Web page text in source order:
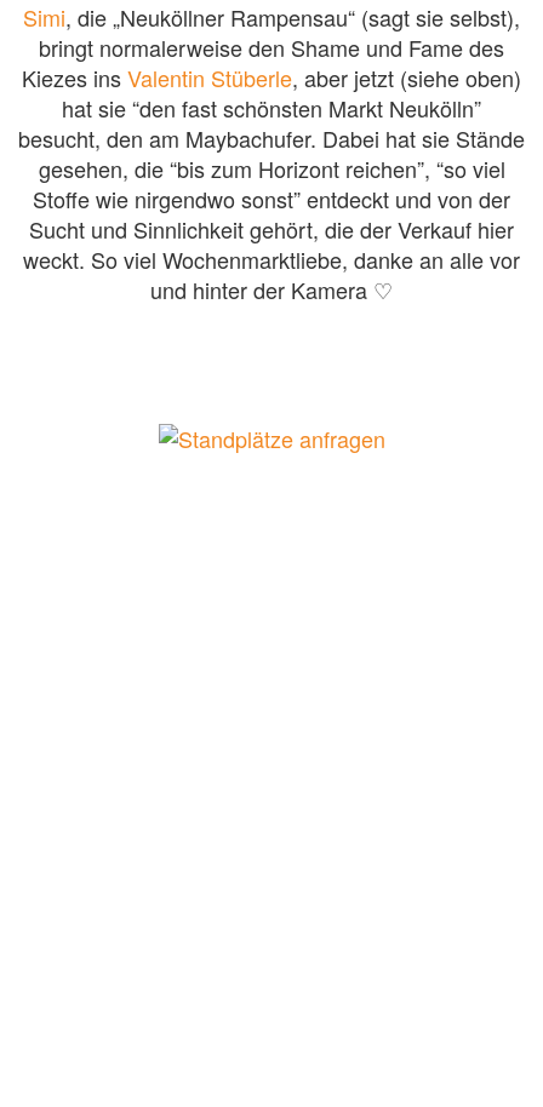
Simi, die „Neuköllner Rampensau“ (sagt sie selbst),
bringt normalerweise den Shame und Fame des
Kiezes insValentin Stüberle, aber jetzt (siehe oben)
hat sie “den fast schönsten Markt Neukölln”
besucht, den am Maybachufer. Dabei hat sie Stände
gesehen, die “bis zum Horizont reichen”, “so viel
Stoffe wie nirgendwo sonst” entdeckt und von der
Sucht und Sinnlichkeit gehört, die der Verkauf hier
weckt. So viel Wochenmarktliebe, danke an alle vor
und hinter der Kamera ♡